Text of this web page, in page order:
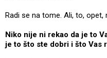
Radi se na tome. Ali, to, opet,
Niko nije ni rekao da je to
je to što ste dobri i što Vas